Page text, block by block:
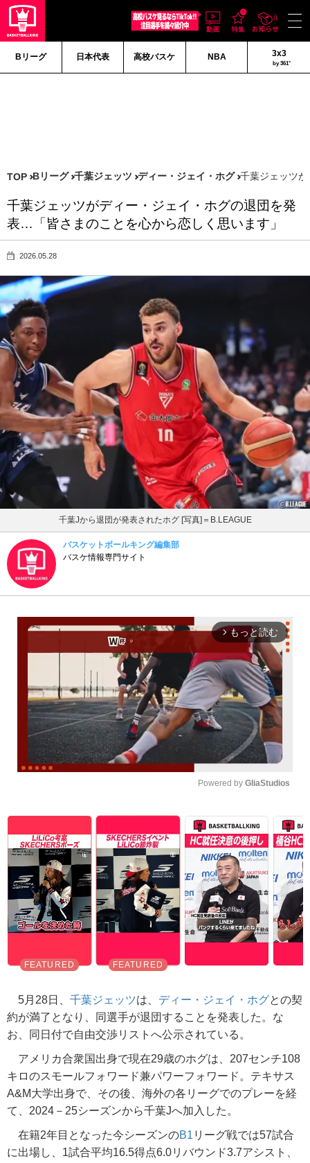
Bリーグ 日本代表 高校バスケ NBA 3x3
by 361°
TOP Bリーグ 千葉ジェッツ ディー・ジェイ・ホグ 千葉ジェッツ
千葉ジェッツがディー・ジェイ・ホグの退団を発
表…「皆さまのことを心から恋しく思います」
2026.05.28
千葉Jから退団が発表されたホグ [写真]＝B.LEAGUE
バスケットボールキング編集部
バスケ情報専門サイト
arrow_forward_ios もっと読む
Powered by GliaStudios
5月28日、 千葉ジェッツは、 ディー・ジェイ・ホグとの契
約が満了となり、同選手が退団することを発表した。な
お、同日付で自由交渉リストへ公示されている。
アメリカ合衆国出身で現在29歳のホグは、207センチ108
キロのスモールフォワード兼パワーフォワード。テキサス
A&M大学出身で、その後、海外の各リーグでのプレーを経
て、2024－25シーズンから千葉Jへ加入した。
在籍2年目となった今シーズンのB1 リーグ戦では57試合
に出場し、1試合平均16.5得点6.0リバウンド3.7アシスト、